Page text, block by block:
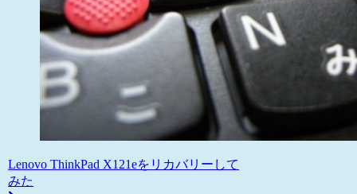
Lenovo ThinkPad X121eをリカバリーして
みた